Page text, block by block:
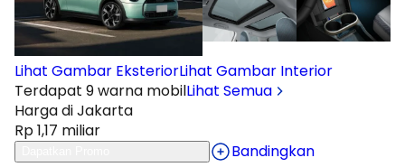
Lihat Gambar EksteriorLihat Gambar Interior
Terdapat 9 warna mobilLihat Semua
Harga di Jakarta
Rp 1,17 miliar
Bandingkan